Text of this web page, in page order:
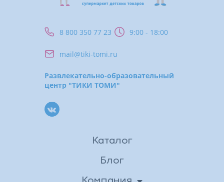
8 800 350 77 23 9:00 - 18:00
mail@tiki-tomi.ru
Развлекательно-образовательный
центр "ТИКИ ТОМИ"
Каталог
Блог